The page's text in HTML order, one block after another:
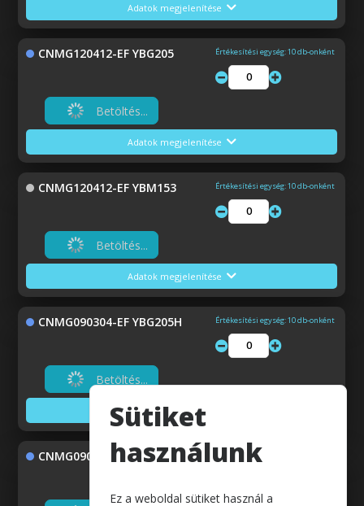
Adatok megjelenítése
CNMG120412-EF YBG205
Betöltés...
Értékesítési egység: 10 db-onként
Adatok megjelenítése
CNMG120412-EF YBM153
Betöltés...
Értékesítési egység: 10 db-onként
Adatok megjelenítése
CNMG090304-EF YBG205H
Betöltés...
Értékesítési egység: 10 db-onként
Adatok megjelenítése
CNMG090308-EF YBG205H Értékesítési egység: 10 db-onként
Sütiket
használunk
Ez a weboldal sütiket használ a